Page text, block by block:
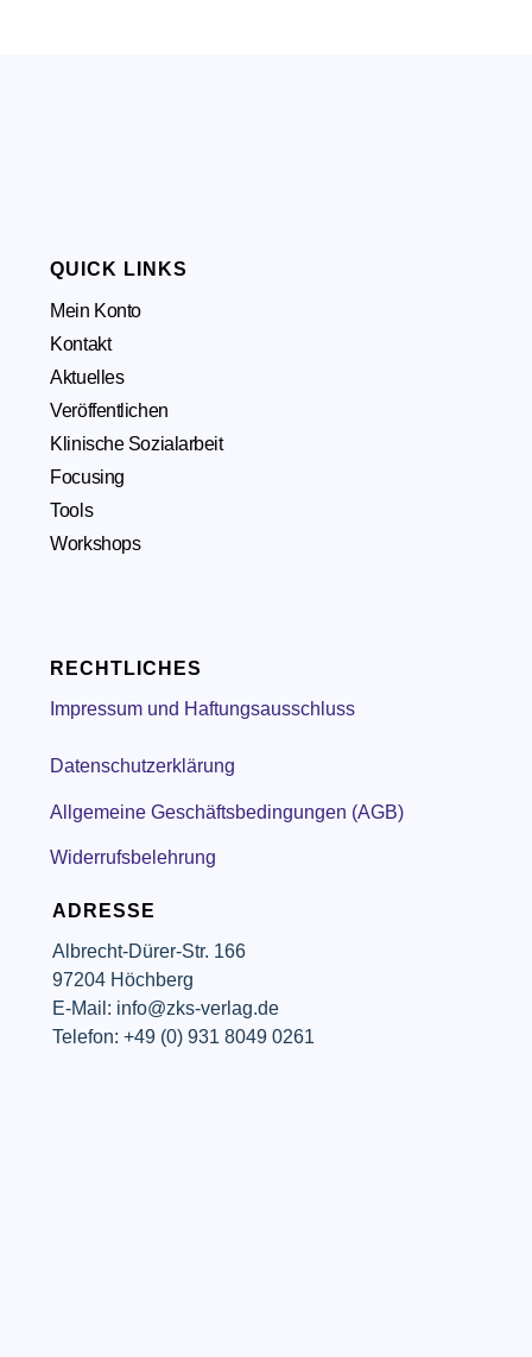
ADRESSE
Albrecht-Dürer-Str. 166
97204 Höchberg
E-Mail: info@zks-verlag.de
Telefon: +49 (0) 931 8049 0261
RECHTLICHES
Impressum und Haftungsausschluss
Datenschutzerklärung
Allgemeine Geschäftsbedingungen (AGB)
Widerrufsbelehrung
QUICK LINKS
Mein Konto
Kontakt
Aktuelles
Veröffentlichen
Klinische Sozialarbeit
Focusing
Tools
Workshops